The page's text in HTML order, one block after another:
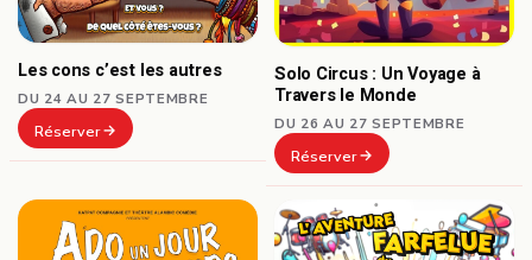
Les cons c’est les autres
DU 24 AU 27 SEPTEMBRE
Réserver
Solo Circus : Un Voyage à
Travers le Monde
DU 26 AU 27 SEPTEMBRE
Réserver